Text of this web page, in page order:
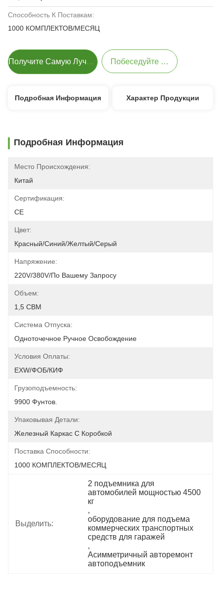
Способность К Поставкам:
1000 КОМПЛЕКТОВ/МЕСЯЦ
Получите Самую Лучшую Цену Побеседуйте Теперь
Подробная Информация Характер Продукции
Подробная Информация
Место Происхождения:
Китай
Сертификация:
CE
Цвет:
Красный/синий/желтый/серый
Напряжение:
220V/380V/по Вашему Запросу
Объем:
1,5 CBM
Система Отпуска:
Одноточечное Ручное Освобождение
Условия Оплаты:
EXW/ФОБ/КИФ
Грузоподъемность:
9900 Фунтов.
Упаковывая Детали:
Железный Каркас С Коробкой
Поставка Способности:
1000 КОМПЛЕКТОВ/МЕСЯЦ
Выделить:
2 подъемника для
автомобилей мощностью 4500
кг
,
оборудование для подъема
коммерческих транспортных
средств для гаражей
,
Асимметричный авторемонт
автоподъемник